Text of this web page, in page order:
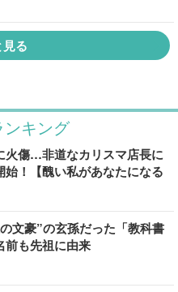
見る
ンキング
火傷…非道なカリスマ店長に
！【醜い私があなたになる
文豪”の玄孫だった「教科書
前も先祖に由来